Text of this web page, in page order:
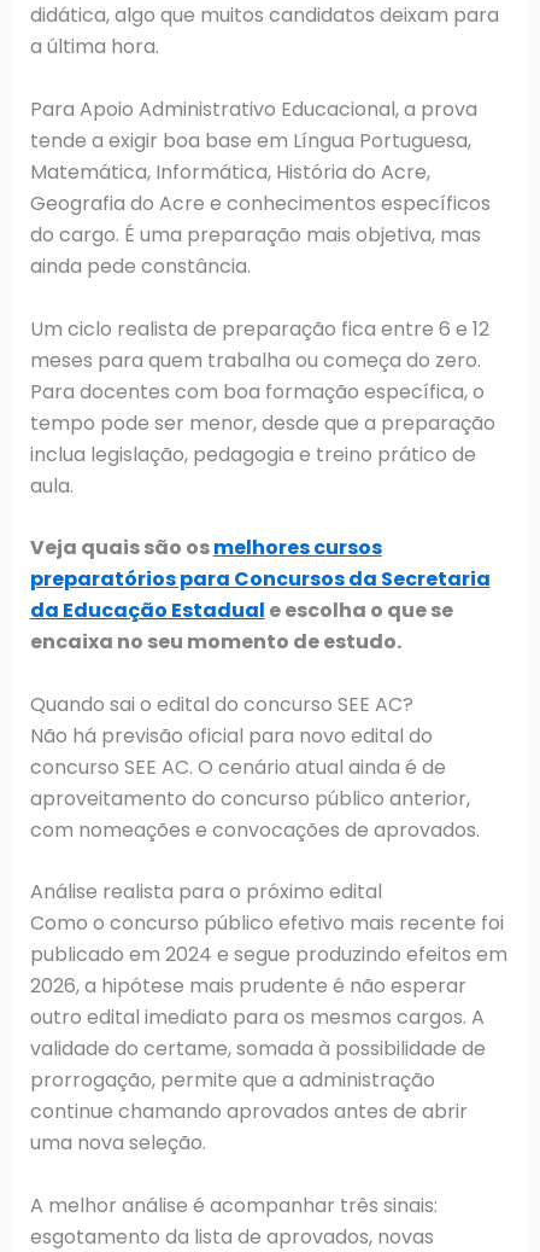
didática, algo que muitos candidatos deixam para
a última hora.
Para Apoio Administrativo Educacional, a prova
tende a exigir boa base em Língua Portuguesa,
Matemática, Informática, História do Acre,
Geografia do Acre e conhecimentos específicos
do cargo. É uma preparação mais objetiva, mas
ainda pede constância.
Um ciclo realista de preparação fica entre 6 e 12
meses para quem trabalha ou começa do zero.
Para docentes com boa formação específica, o
tempo pode ser menor, desde que a preparação
inclua legislação, pedagogia e treino prático de
aula.
Veja quais são osmelhores cursos
preparatórios para Concursos da Secretaria
da Educação Estadual e escolha o que se
encaixa no seu momento de estudo.
Quando sai o edital do concurso SEE AC?
Não há previsão oficial para novo edital do
concurso SEE AC. O cenário atual ainda é de
aproveitamento do concurso público anterior,
com nomeações e convocações de aprovados.
Análise realista para o próximo edital
Como o concurso público efetivo mais recente foi
publicado em 2024 e segue produzindo efeitos em
2026, a hipótese mais prudente é não esperar
outro edital imediato para os mesmos cargos. A
validade do certame, somada à possibilidade de
prorrogação, permite que a administração
continue chamando aprovados antes de abrir
uma nova seleção.
A melhor análise é acompanhar três sinais:
esgotamento da lista de aprovados, novas